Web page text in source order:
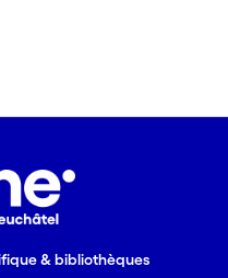
& bibliothèques